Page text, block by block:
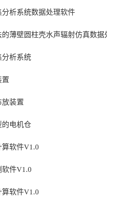
析系统数据处理软件
薄壁圆柱壳水声辐射仿真数据处
分析系统
置
装置
的电机仓
软件V1.0
件V1.0
软件V1.0